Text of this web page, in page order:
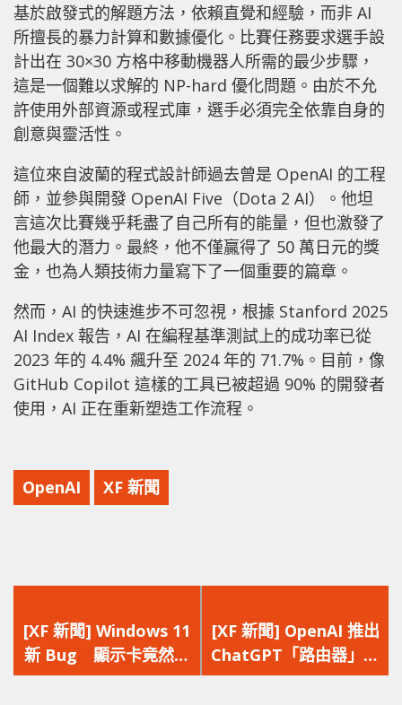
基於啟發式的解題方法，依賴直覺和經驗，而非 AI
所擅長的暴力計算和數據優化。比賽任務要求選手設
計出在 30×30 方格中移動機器人所需的最少步驟，
這是一個難以求解的 NP-hard 優化問題。由於不允
許使用外部資源或程式庫，選手必須完全依靠自身的
創意與靈活性。
這位來自波蘭的程式設計師過去曾是 OpenAI 的工程
師，並參與開發 OpenAI Five（Dota 2 AI）。他坦
言這次比賽幾乎耗盡了自己所有的能量，但也激發了
他最大的潛力。最終，他不僅贏得了 50 萬日元的獎
金，也為人類技術力量寫下了一個重要的篇章。
然而，AI 的快速進步不可忽視，根據 Stanford 2025
AI Index 報告，AI 在編程基準測試上的成功率已從
2023 年的 4.4% 飆升至 2024 年的 71.7%。目前，像
GitHub Copilot 這樣的工具已被超過 90% 的開發者
使用，AI 正在重新塑造工作流程。
OpenAI XF 新聞
一
篇
文
[XF 新聞] Windows 11
新 Bug 顯示卡竟然可
以「退出」？
一
篇
文
[XF 新聞] OpenAI 推出
ChatGPT「路由器」
自動選擇最佳模型應對